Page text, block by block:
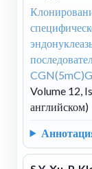
Volume 12,
английском)